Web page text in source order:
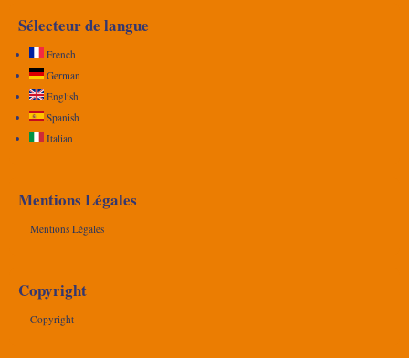
Sélecteur de langue
French
German
English
Spanish
Italian
Mentions Légales
Mentions Légales
Copyright
Copyright